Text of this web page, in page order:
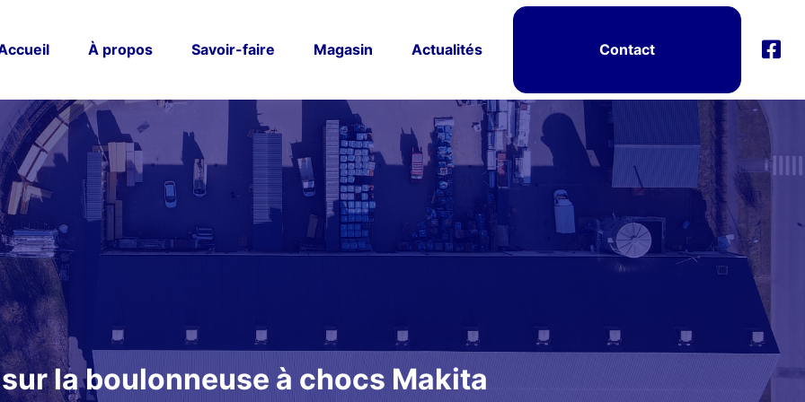
Contact
Actualités
Magasin
Savoir-faire
À propos
la boulonneuse à chocs Makita